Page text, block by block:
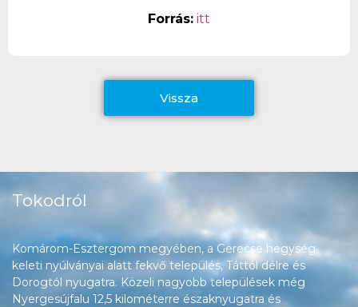
Forrás: itt
Vissza
Tokodról
Komárom-Esztergom megyében, a Gerecse hegység
keleti nyúlványai alatt fekvő település, Táttól délre és
Dorogtól nyugatra. Közeli nagyobb települések még
Nyergesújfalu 12,5 kilométerre északnyugatra és